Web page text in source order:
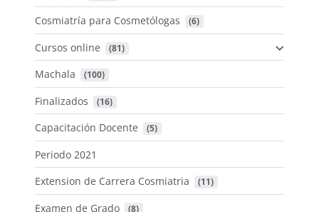
Cosmiatría para Cosmetólogas (6)
Cursos online (81)
Machala (100)
Finalizados (16)
Capacitación Docente (5)
Periodo 2021
Extension de Carrera Cosmiatria
(11)
Examen de Grado (8)